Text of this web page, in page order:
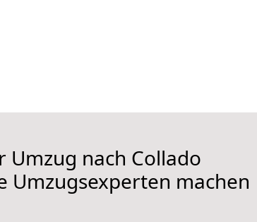
Umzug nach Collado
Umzugsexperten machen